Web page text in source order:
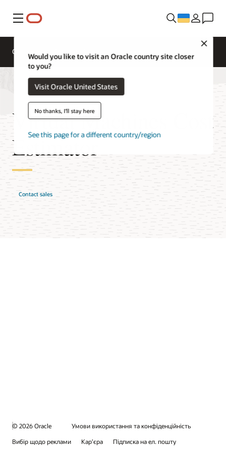
Меню
Would you like to visit an Oracle country site closer
to you?
Visit Oracle United States
No thanks, I'll stay here
See this page for a different country/region
Overview
Virtual Machines Cost
Estimator
Contact sales
© 2026 Oracle
Умови використання та конфіденційність
Вибір щодо реклами
Кар’єра Підписка на ел. пошту